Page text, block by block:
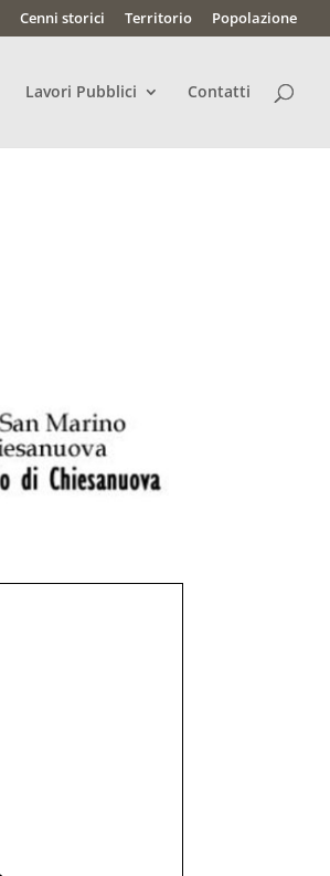
Cenni storici Territorio Popolazione
Lavori Pubblici Contatti